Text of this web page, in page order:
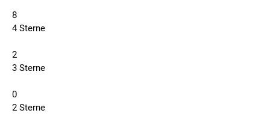
8
4 Sterne
2
3 Sterne
0
2 Sterne